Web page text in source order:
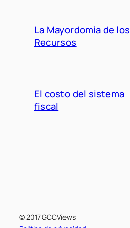
La Mayordomía de los
Recursos
El costo del sistema
fiscal
© 2017 GCCViews